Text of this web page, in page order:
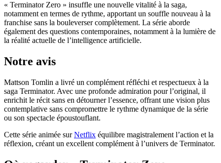
« Terminator Zero » insuffle une nouvelle vitalité à la saga,
notamment en termes de rythme, apportant un souffle nouveau à la
franchise sans la bouleverser complètement. La série aborde
également des questions contemporaines, notamment à la lumière de
la réalité actuelle de l’intelligence artificielle.
Notre avis
Mattson Tomlin a livré un complément réfléchi et respectueux à la
saga Terminator. Avec une profonde admiration pour l’original, il
enrichit le récit sans en détourner l’essence, offrant une vision plus
contemplative sans compromettre le rythme dynamique de la série
ou son spectacle époustouflant.
Cette série animée surNetflix équilibre magistralement l’action et la
réflexion, créant un excellent complément à l’univers de Terminator.